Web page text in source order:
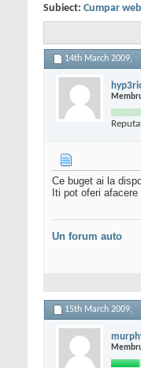
Subiect: Cumpar
14th March 2009,
Ce buget ai la
Iti pot oferi
Un forum auto
15th March 2009,